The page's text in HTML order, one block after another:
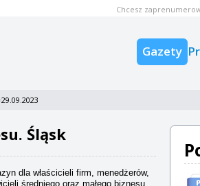
Gazety
Chcesz
29.09.2023
Śląsk
dla właścicieli firm, menedżerów,
średniego oraz małego biznesu,